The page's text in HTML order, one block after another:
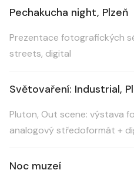
Pechakucha night, Plzeň
Prezentace fotografických
streets, digital
Světovaření: Industrial,
Pluton, Out scene: výstava
analogový středoformát +
Noc muzeí